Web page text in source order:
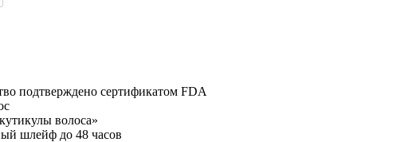
подтверждено сертификатом FDA
волоса»
шлейф до 48 часов